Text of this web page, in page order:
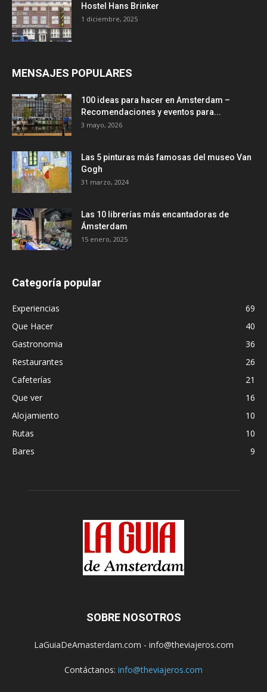
Hostel Hans Brinker
1 diciembre, 2025
MENSAJES POPULARES
100 ideas para hacer en Amsterdam –
Recomendaciones y eventos para...
3 mayo, 2026
Las 5 pinturas más famosas del museo Van
Gogh
31 marzo, 2024
Las 10 librerías más encantadoras de
Ámsterdam
15 enero, 2025
Categoría popular
Experiencias
69
Que Hacer
40
Gastronomia
36
Restaurantes
26
Cafeterías
21
Que ver
16
Alojamiento
10
Rutas
10
Bares
9
SOBRE NOSOTROS
LaGuiaDeAmasterdam.com - info@theviajeros.com
Contáctanos: info@theviajeros.com